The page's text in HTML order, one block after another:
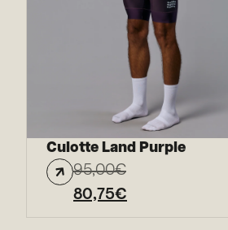
Culotte Land Purple
95,00€
80,75€